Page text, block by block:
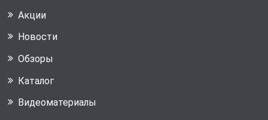
Акции
Новости
Обзоры
Каталог
Видеоматериалы